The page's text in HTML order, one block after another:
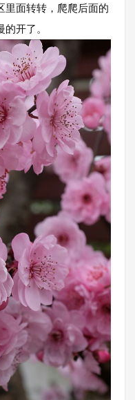
面转转，爬爬后面的
开了。